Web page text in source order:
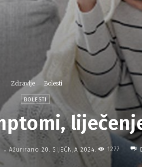
Zdravlje Bolesti
BOLESTI
- Ažurirano 20. SIJEČNJA 2024. 1277 0